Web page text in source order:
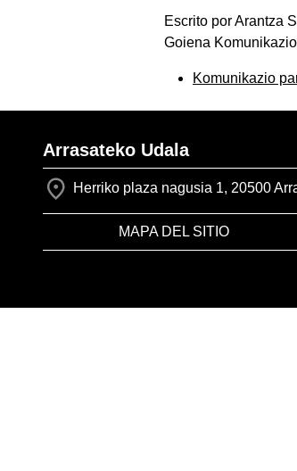
Escrito por Arantza
Goiena
Komunikazio
Arrasateko Udala
Herriko plaza nagusia 1, 20500
MAPA DEL SITIO